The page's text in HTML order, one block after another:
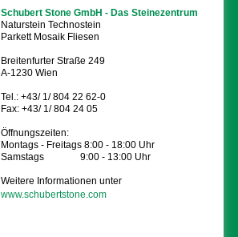
Schubert Stone GmbH - Das Steinezentrum
Naturstein Technostein
Parkett Mosaik Fliesen
Breitenfurter Straße 249
A-1230 Wien
Tel.: +43/ 1/ 804 22 62-0
Fax: +43/ 1/ 804 24 05
Öffnungszeiten:
Montags - Freitags 8:00 - 18:00 Uhr
Samstags 9:00 - 13:00 Uhr
Weitere Informationen unter
www.schubertstone.com